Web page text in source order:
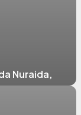
Nuraida,